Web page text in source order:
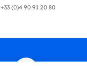
+33 (0)4 90 91 20 80